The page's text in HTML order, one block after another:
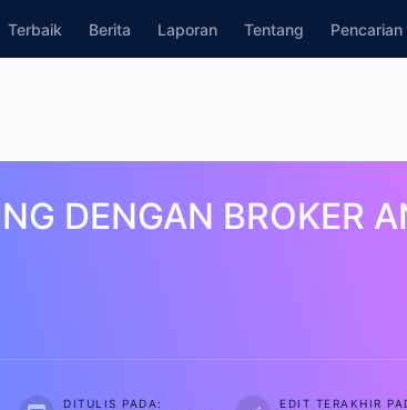
Terbaik Berita Laporan Tentang Pencarian
DENGAN BROKER
DITULIS PADA: EDIT TERAKHIR